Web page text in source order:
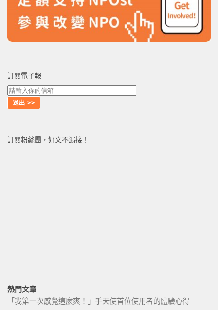
訂閱電子報
訂閱粉絲團，好文不漏接！
熱門文章
「我第一次感覺這麼爽！」手天使首位使用者的體驗心得